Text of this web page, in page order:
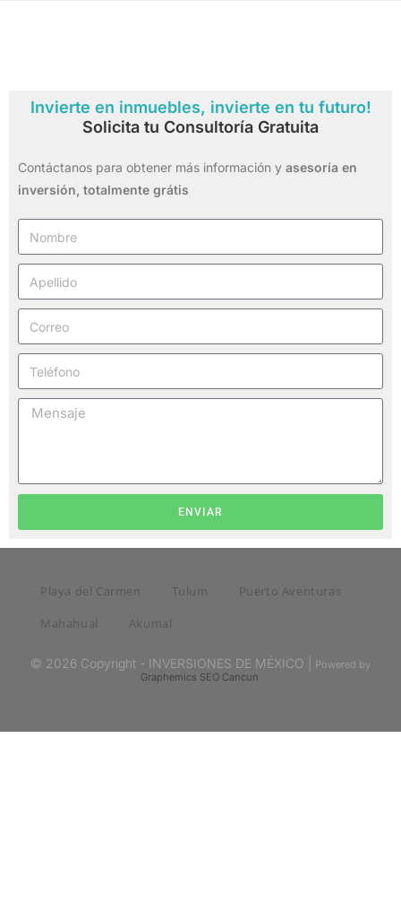
Invierte en inmuebles, invierte en tu futuro!
Solicita tu Consultoría Gratuita
Contáctanos para obtener más información y asesoría en
inversión, totalmente grátis
ENVIAR
Playa del Carmen Tulum
Puerto Aventuras
Mahahual
Akumal
© 2026 Copyright - INVERSIONES DE MÉXICO |
Powered by
Graphemics SEO Cancun